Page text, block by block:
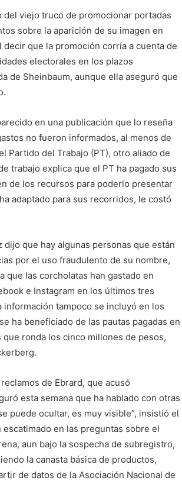
del viejo truco de promocionar portadas
sobre la aparición de su imagen en
que la promoción corría a cuenta de
electorales en los plazos
de Sheinbaum, aunque ella aseguró que
en una publicación que lo reseña
no fueron informados, al menos de
Partido del Trabajo (PT), otro aliado de
trabajo explica que el PT ha pagado sus
de los recursos para poderlo presentar
adaptado para sus recorridos, le costó
que hay algunas personas que están
por el uso fraudulento de su nombre,
que las corcholatas han gastado en
e Instagram en los últimos tres
tampoco se incluyó en los
ha beneficiado de las pautas pagadas en
ronda los cinco millones de pesos,
de Ebrard, que acusó
esta semana que ha hablado con otras
puede ocultar, es muy visible”, insistió el
en las preguntas sobre el
aun bajo la sospecha de subregistro,
la canasta básica de productos,
de datos de la Asociación Nacional de